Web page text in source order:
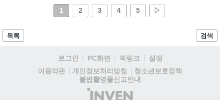
하반기에는 ‘나 혼자만 레벨업: 카르마’ 등 신작 3종 출시를 예고했으며,
마케팅 비용은 평소 수준으로 수렴할 전망이다. 도기욱 CFO는 마켓 수
1 2 3 4 5 ▷
목록 검색
로그인 PC화면 퀵링크
설정
이용약관
개인정보처리방침
청소년보호정책
불법촬영물신고안내
(주)